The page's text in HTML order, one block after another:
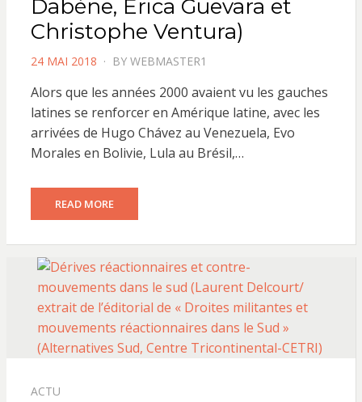
Dabène, Erica Guevara et
Christophe Ventura)
POSTED
24 MAI 2018 BY WEBMASTER1
Alors que les années 2000 avaient vu les gauches
latines se renforcer en Amérique latine, avec les
arrivées de Hugo Chávez au Venezuela, Evo
Morales en Bolivie, Lula au Brésil,…
READ MORE
ACTU